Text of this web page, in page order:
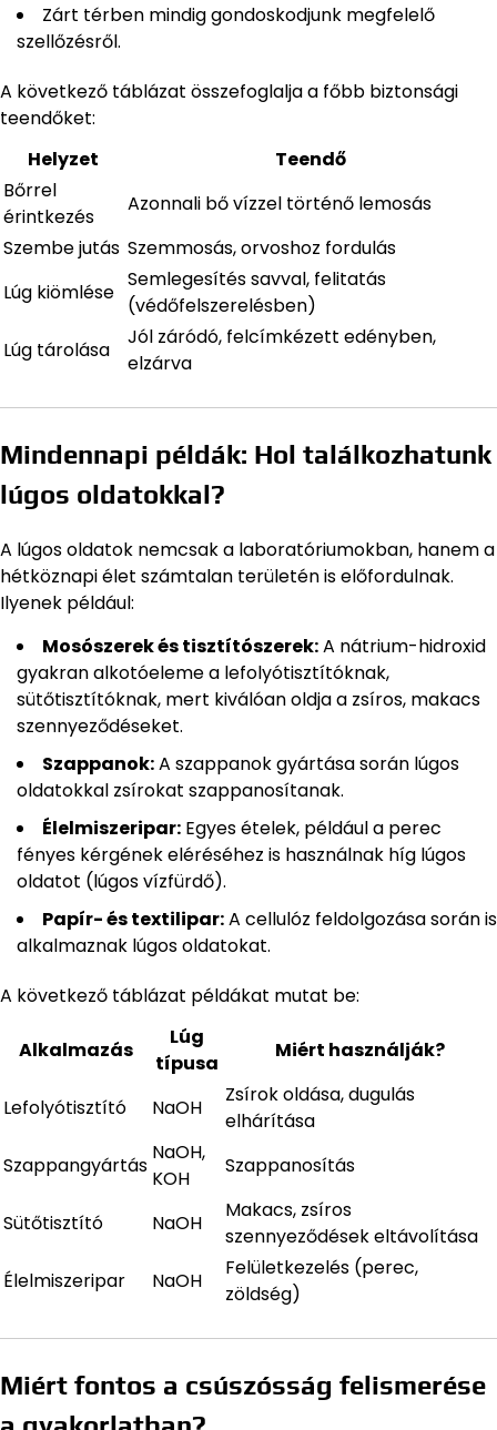
Zárt térben mindig gondoskodjunk megfelelő
szellőzésről.
A következő táblázat összefoglalja a főbb biztonsági
teendőket:
Helyzet
Teendő
Bőrrel
érintkezés
Azonnali bő vízzel történő lemosás
Szembe jutás Szemmosás, orvoshoz fordulás
Lúg kiömlése
Semlegesítés savval, felitatás
(védőfelszerelésben)
Lúg tárolása
Jól záródó, felcímkézett edényben,
elzárva
Mindennapi példák: Hol találkozhatunk
lúgos oldatokkal?
A lúgos oldatok nemcsak a laboratóriumokban, hanem a
hétköznapi élet számtalan területén is előfordulnak.
Ilyenek például:
Mosószerek és tisztítószerek:A nátrium-hidroxid
gyakran alkotóeleme a lefolyótisztítóknak,
sütőtisztítóknak, mert kiválóan oldja a zsíros, makacs
szennyeződéseket.
Szappanok:A szappanok gyártása során lúgos
oldatokkal zsírokat szappanosítanak.
Élelmiszeripar: Egyes ételek, például a perec
fényes kérgének eléréséhez is használnak híg lúgos
oldatot (lúgos vízfürdő).
Papír- és textilipar:A cellulóz feldolgozása során is
alkalmaznak lúgos oldatokat.
A következő táblázat példákat mutat be:
Alkalmazás
Lúg
típusa
Miért használják?
Lefolyótisztító NaOH
Zsírok oldása, dugulás
elhárítása
Szappangyártás
NaOH,
KOH
Szappanosítás
Sütőtisztító NaOH
Makacs, zsíros
szennyeződések eltávolítása
Élelmiszeripar
NaOH
Felületkezelés (perec,
zöldség)
Miért fontos a csúszósság felismerése